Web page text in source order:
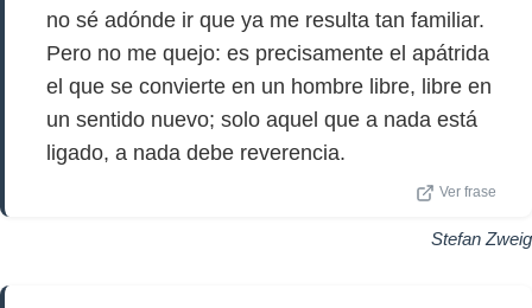
no sé adónde ir que ya me resulta tan familiar.
Pero no me quejo: es precisamente el apátrida
el que se convierte en un hombre libre, libre en
un sentido nuevo; solo aquel que a nada está
ligado, a nada debe reverencia.
Ver frase
Stefan Zweig